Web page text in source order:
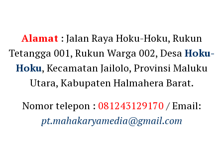
Alamat: Jalan Raya Hoku-Hoku, Rukun
Tetangga 001, Rukun Warga 002, DesaHoku-
Hoku, Kecamatan Jailolo, Provinsi Maluku
Utara, Kabupaten Halmahera Barat.
Nomor telepon : 081243129170 / Email:
pt.mahakaryamedia@gmail.com